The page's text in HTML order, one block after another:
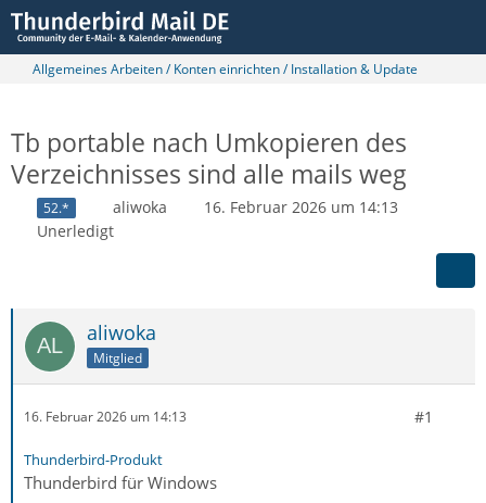
Allgemeines Arbeiten / Konten einrichten / Installation & Update
Tb portable nach Umkopieren des
Verzeichnisses sind alle mails weg
52.* aliwoka
16. Februar 2026 um 14:13
Unerledigt
aliwoka
Mitglied
16. Februar 2026 um 14:13 #1
Thunderbird-Produkt
Thunderbird für Windows